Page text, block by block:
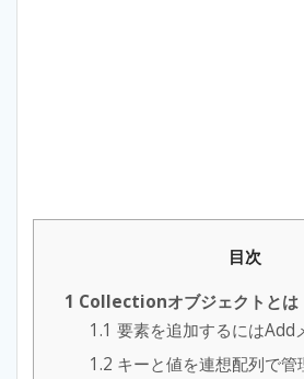
目次
1 Collectionオブジェクトとは
1.1 要素を追加するにはAdd
1.2 キーと値を連想配列で管